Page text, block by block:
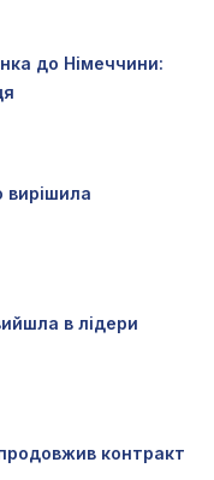
до Німеччини:
вирішила
в лідери
контракт